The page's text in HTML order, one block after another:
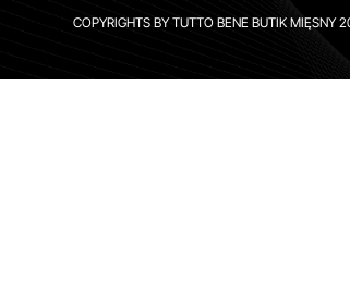
COPYRIGHTS BY TUTTO BENE BUTIK MIĘSNY